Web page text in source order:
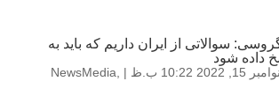
سوالاتی از ایران داریم که باید به
داده شود
نوامبر 15, 2022 10:22 ب.ظ |
NewsMedia